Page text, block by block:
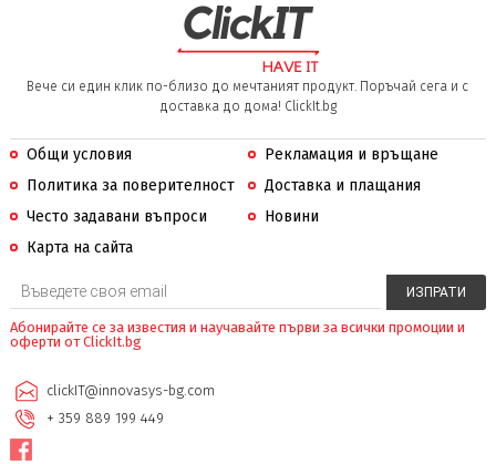
Вече си един клик по-близо до мечтаният продукт. Поръчай сега и с
доставка до дома! ClickIt.bg
Общи условия
Рекламация и връщане
Политика за поверителност
Доставка и плащания
Често задавани въпроси
Новини
Карта на сайта
Абонирайте се за известия и научавайте първи за всички промоции и
оферти от ClickIt.bg
clickIT@innovasys-bg.com
+ 359 889 199 449